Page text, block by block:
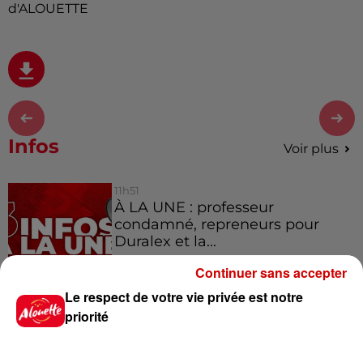
d'ALOUETTE
Infos Voir plus
11h51
À LA UNE : professeur
condamné, repreneurs pour
Duralex et la...
11h01
Le respect de votre vie privée est notre
priorité
Continuer sans accepter